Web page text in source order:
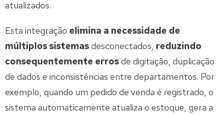
atualizados.
Esta integração elimina a necessidade de
múltiplos sistemasdesconectados, reduzindo
consequentemente errosde digitação, duplicação
de dados e inconsistências entre departamentos. Por
exemplo, quando um pedido de venda é registrado, o
sistema automaticamente atualiza o estoque, gera a